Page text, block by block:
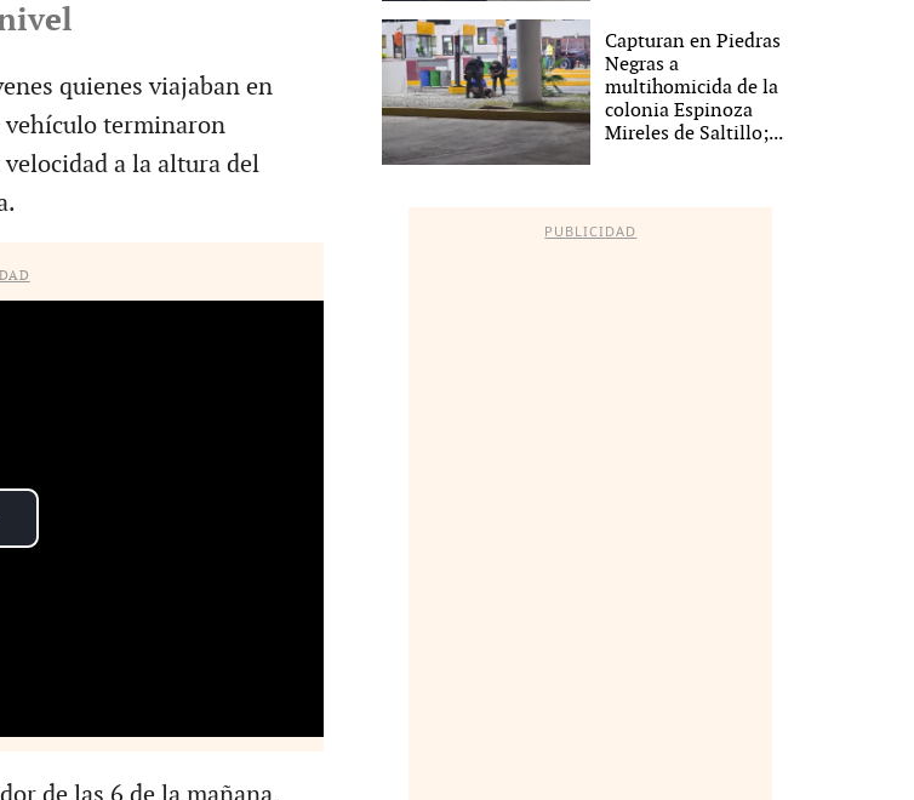
quienes viajaban en
vehículo terminaron
a la altura del
Capturan en Piedras
Negras a
multihomicida de la
colonia Espinoza
Mireles de Saltillo;...
PUBLICIDAD